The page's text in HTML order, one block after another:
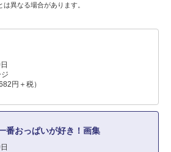
異なる場合があります。
円＋税）
番おっぱいが好き！画集